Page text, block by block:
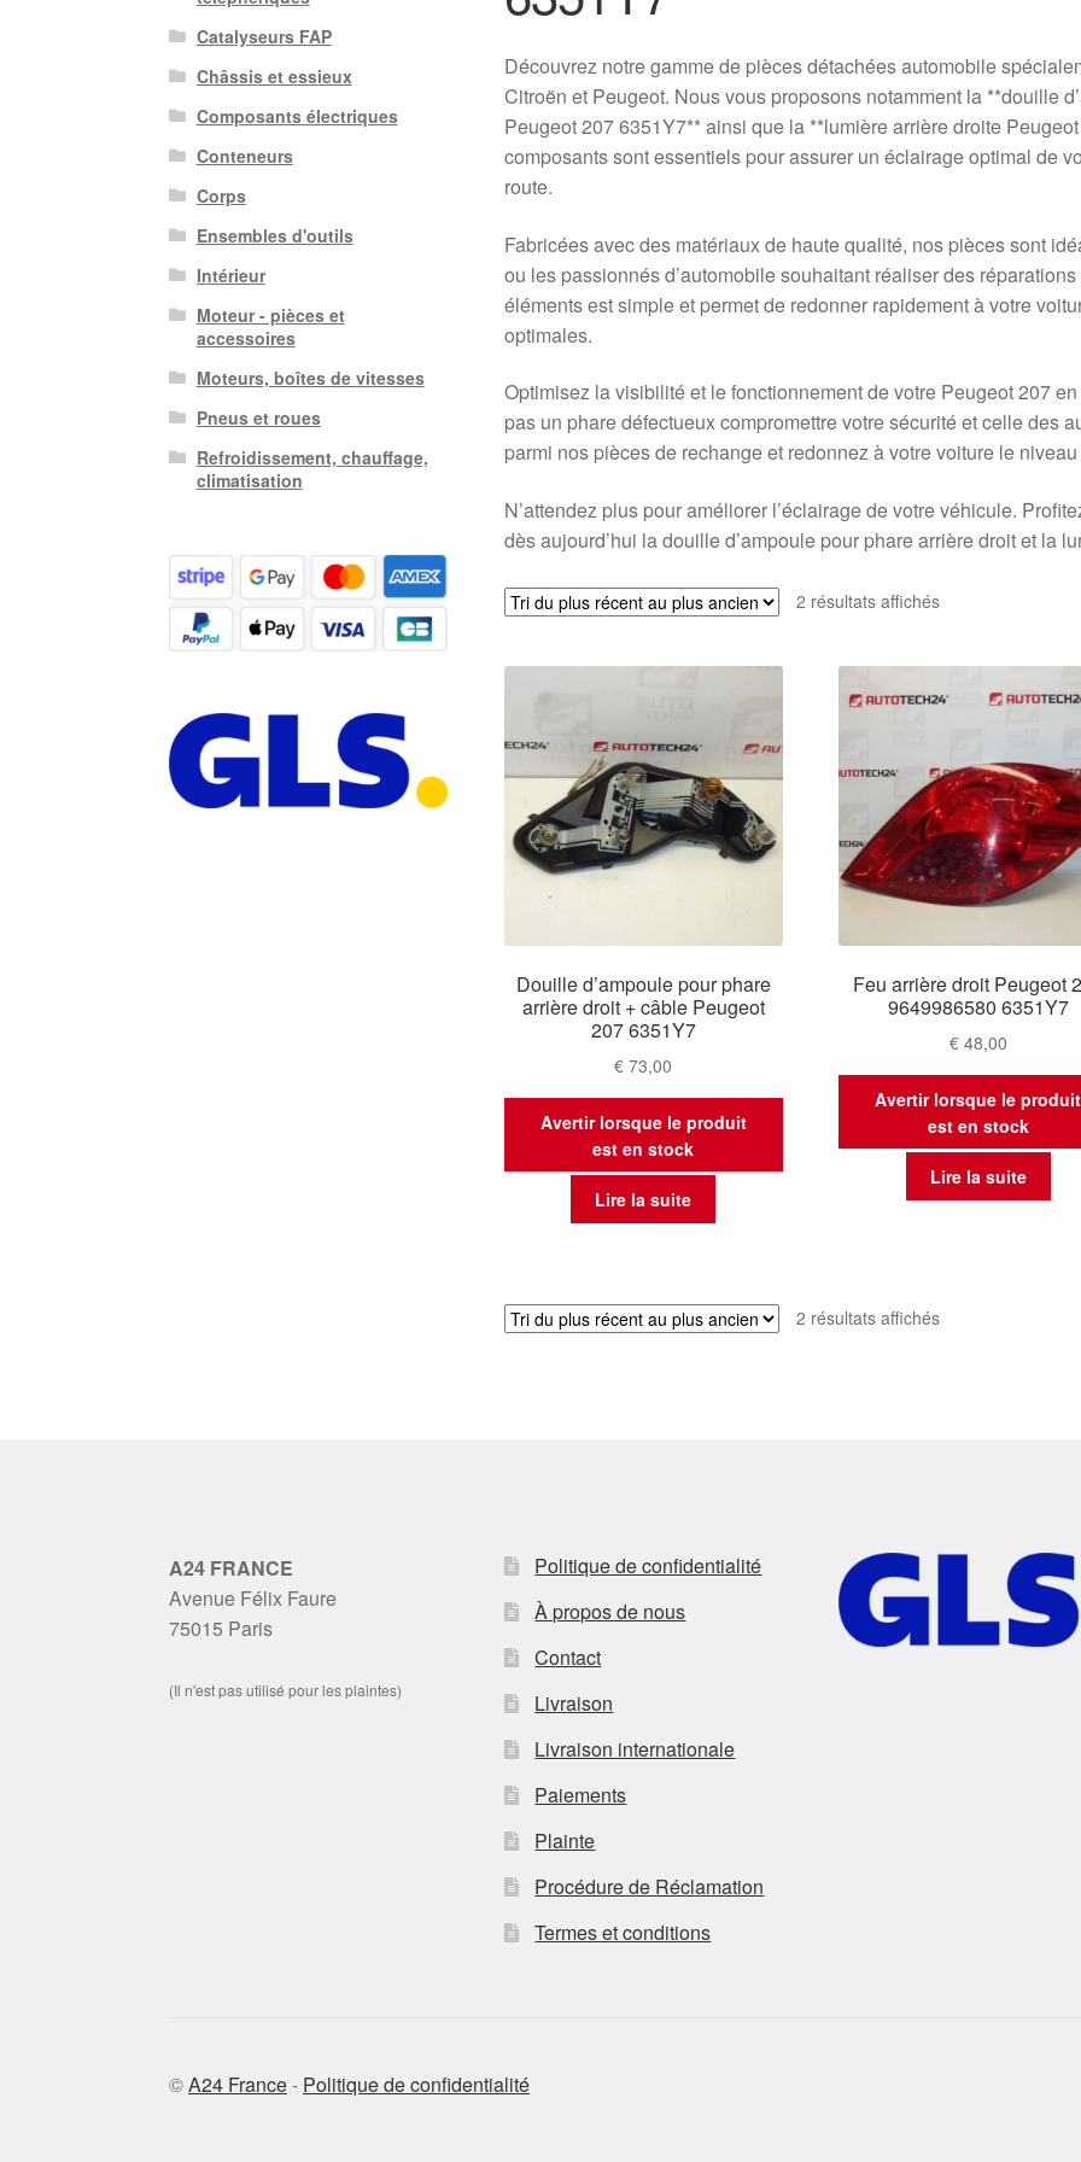
Découvrez notre gamme de pièces détachées automobile
Citroën et Peugeot. Nous vous proposons notamment la **douille
Peugeot 207 6351Y7** ainsi que la **lumière arrière droite
composants sont essentiels pour assurer un éclairage optimal de
route.
Fabricées avec des matériaux de haute qualité, nos pièces sont
ou les passionnés d’automobile souhaitant réaliser des
éléments est simple et permet de redonner rapidement à votre
optimales.
Optimisez la visibilité et le fonctionnement de votre Peugeot 207
pas un phare défectueux compromettre votre sécurité et celle des
parmi nos pièces de rechange et redonnez à votre voiture le niveau
N’attendez plus pour améliorer l’éclairage de votre véhicule.
dès aujourd’hui la douille d’ampoule pour phare arrière droit et la
2 résultats affichésTrié
au
ancien
Douille d’ampoule pour phare
arrière droit + câble Peugeot
207 6351Y7
€ 73,00
Avertir lorsque le produit
est en stock
Lire la suite
Feu arrière droit Peugeot
9649986580 6351Y7
€48,00
Avertir lorsque le produit
est en stock
Lire la suite
2 résultats affichésTrié
Catalyseurs FAP
Châssis et essieux
Composants électriques
Conteneurs
Corps
Ensembles d'outils
Intérieur
Moteur - pièces et
accessoires
Moteurs, boîtes de vitesses
Pneus et roues
Refroidissement, chauffage,
climatisation
A24 FRANCE
Avenue Félix Faure
75015 Paris
(Il n'est pas utilisé pour les plaintes)
Politique de confidentialité
À propos de nous
Contact
Livraison
Livraison internationale
Paiements
Plainte
Procédure de Réclamation
Termes et conditions
©A24 France- Politique de confidentialité